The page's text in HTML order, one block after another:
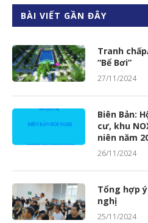
BÀI VIẾT GẦN ĐÂY
Tranh
“Bể Bơi”
27/11/2024
Biên Bản:
cư, khu
niên năm
26/11/2024
Tổng hợp
nghị
25/11/2024